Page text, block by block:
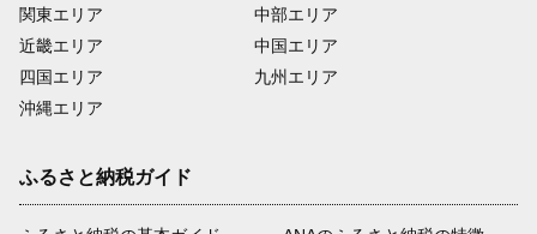
関東エリア
近畿エリア
四国エリア
沖縄エリア
中部エリア
中国エリア
九州エリア
ふるさと納税ガイド